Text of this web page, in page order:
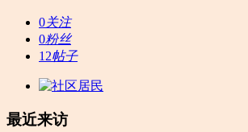
0关注
0粉丝
12帖子
最近来访